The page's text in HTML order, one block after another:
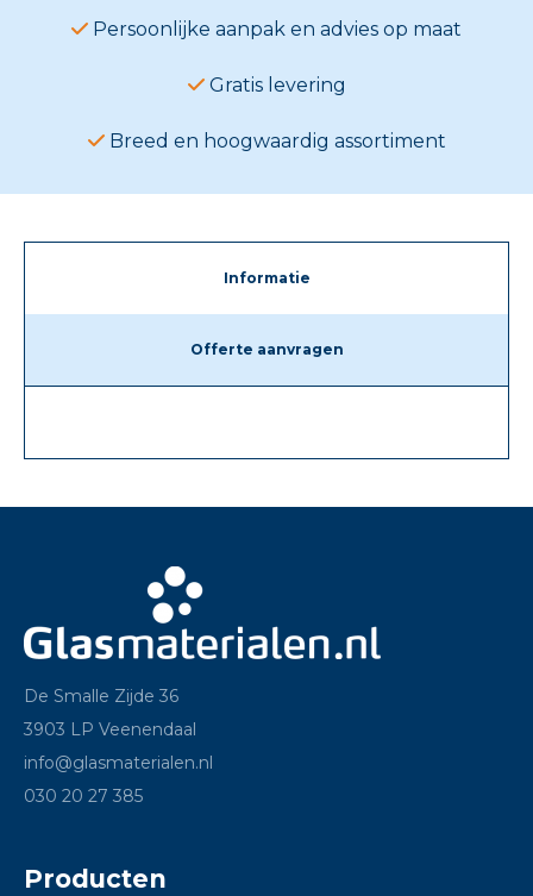
Persoonlijke aanpak en advies op maat
Gratis levering
Breed en hoogwaardig assortiment
Informatie
Offerte aanvragen
De Smalle Zijde 36
3903 LP Veenendaal
info@glasmaterialen.nl
030 20 27 385
Producten